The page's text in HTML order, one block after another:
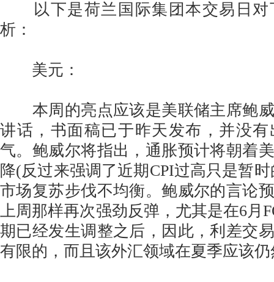
以下是荷兰国际集团本交易日对
析：
美元：
本周的亮点应该是美联储主席鲍威
讲话，书面稿已于昨天发布，并没
气。鲍威尔将指出，通胀预计将朝着
降(反过来强调了近期CPI过高只是暂
市场复苏步伐不均衡。鲍威尔的言论
上周那样再次强劲反弹，尤其是在6月
期已经发生调整之后，因此，利差交
有限的，而且该外汇领域在夏季应该